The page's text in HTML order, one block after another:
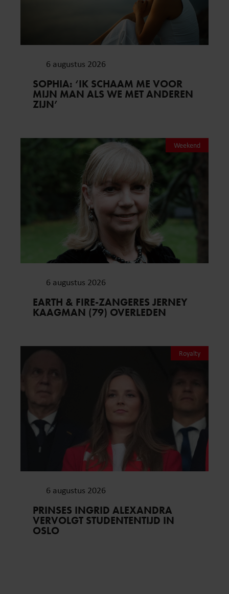
6 augustus 2026
SOPHIA: ‘IK SCHAAM ME VOOR
MIJN MAN ALS WE MET ANDEREN
ZIJN’
Weekend
6 augustus 2026
EARTH & FIRE-ZANGERES JERNEY
KAAGMAN (79) OVERLEDEN
Royalty
6 augustus 2026
PRINSES INGRID ALEXANDRA
VERVOLGT STUDENTENTIJD IN
OSLO